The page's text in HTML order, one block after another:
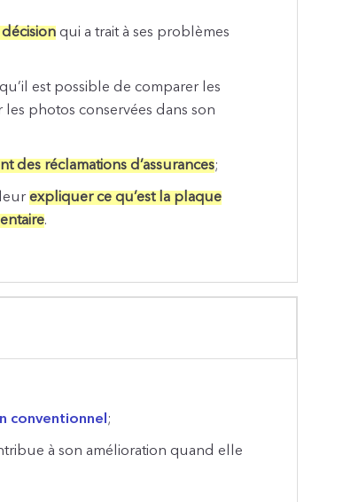
qui a trait à ses problèmes
est possible de comparer les
photos conservées dans son
des réclamations d’assurances;
leurexpliquer ce qu’est la plaque
.
conventionnel ;
à son amélioration quand elle